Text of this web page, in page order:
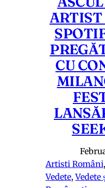
ARTIST
CU
Artisti Români,
Vedete, Vedete